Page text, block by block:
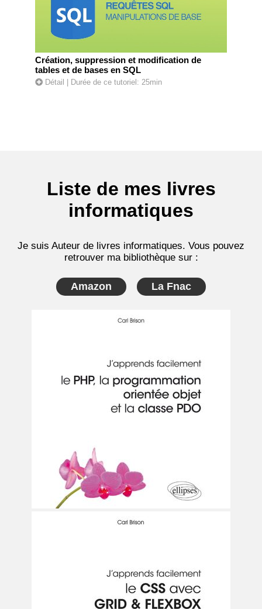
Création, suppression et modification de
tables et de bases en SQL
Détail | Durée de ce tutoriel: 25min
Liste de mes livres
informatiques
Je suis Auteur de livres informatiques. Vous pouvez
retrouver ma bibliothèque sur :
Amazon La Fnac